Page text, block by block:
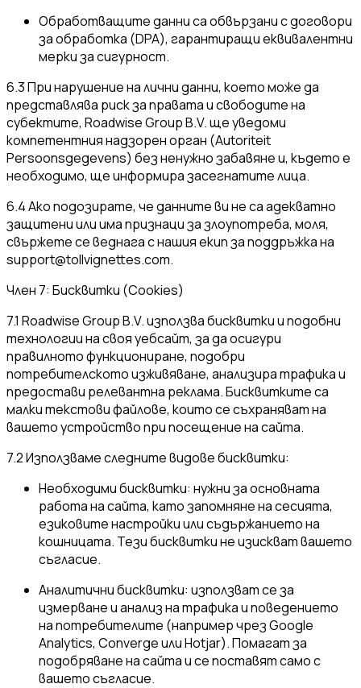
Обработващите данни са обвързани с договори
за обработка (DPA), гарантиращи еквивалентни
мерки за сигурност.
6.3 При нарушение на лични данни, което може да
представлява риск за правата и свободите на
субектите, Roadwise Group B.V. ще уведоми
компетентния надзорен орган (Autoriteit
Persoonsgegevens) без ненужно забавяне и, където е
необходимо, ще информира засегнатите лица.
6.4 Ако подозирате, че данните ви не са адекватно
защитени или има признаци за злоупотреба, моля,
свържете се веднага с нашия екип за поддръжка на
support@tollvignettes.com.
Член 7: Бисквитки (Cookies)
7.1 Roadwise Group B.V. използва бисквитки и подобни
технологии на своя уебсайт, за да осигури
правилното функциониране, подобри
потребителското изживяване, анализира трафика и
предостави релевантна реклама. Бисквитките са
малки текстови файлове, които се съхраняват на
вашето устройство при посещение на сайта.
7.2 Използваме следните видове бисквитки:
Необходими бисквитки: нужни за основната
работа на сайта, като запомняне на сесията,
езиковите настройки или съдържанието на
кошницата. Тези бисквитки не изискват вашето
съгласие.
Аналитични бисквитки: използват се за
измерване и анализ на трафика и поведението
на потребителите (например чрез Google
Analytics, Converge или Hotjar). Помагат за
подобряване на сайта и се поставят само с
вашето съгласие.